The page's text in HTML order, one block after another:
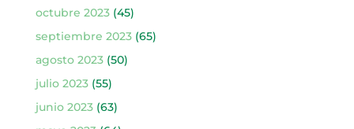
octubre 2023(45)
septiembre 2023(65)
agosto 2023(50)
julio 2023(55)
junio 2023(63)